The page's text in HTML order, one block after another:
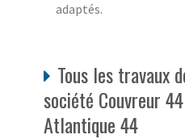
adaptés.
Tous les travaux
société Couvreur
Atlantique 44